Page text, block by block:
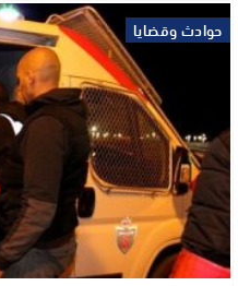
حوادث وقضايا